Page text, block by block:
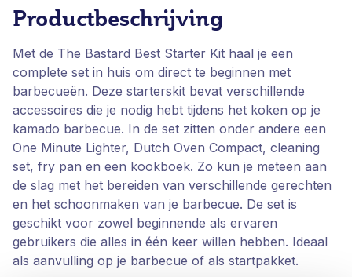
Productbeschrijving
Met de The Bastard Best Starter Kit haal je een
complete set in huis om direct te beginnen met
barbecueën. Deze starterskit bevat verschillende
accessoires die je nodig hebt tijdens het koken op je
kamado barbecue. In de set zitten onder andere een
One Minute Lighter, Dutch Oven Compact, cleaning
set, fry pan en een kookboek. Zo kun je meteen aan
de slag met het bereiden van verschillende gerechten
en het schoonmaken van je barbecue. De set is
geschikt voor zowel beginnende als ervaren
gebruikers die alles in één keer willen hebben. Ideaal
als aanvulling op je barbecue of als startpakket.